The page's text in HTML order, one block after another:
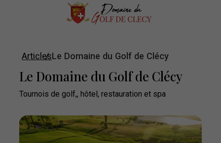
ArticlesLe Domaine du Golf de Clécy
Le Domaine du Golf de Clécy
Tournois de golf,, hôtel, restauration et spa